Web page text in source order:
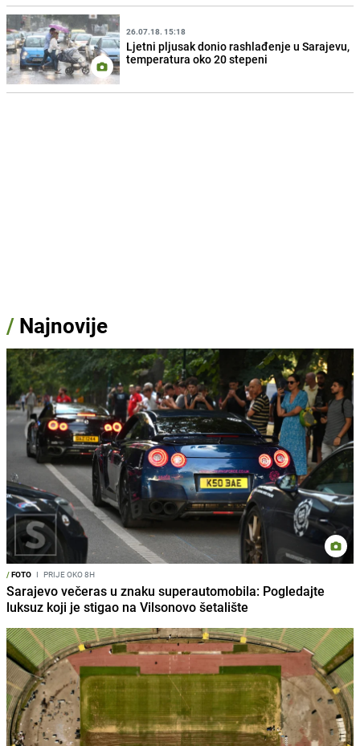
26.07.18. 15:18
Ljetni pljusak donio rashlađenje u Sarajevu,
temperatura oko 20 stepeni
/ Najnovije
/FOTO I PRIJE OKO 8H
Sarajevo večeras u znaku superautomobila: Pogledajte
luksuz koji je stigao na Vilsonovo šetalište